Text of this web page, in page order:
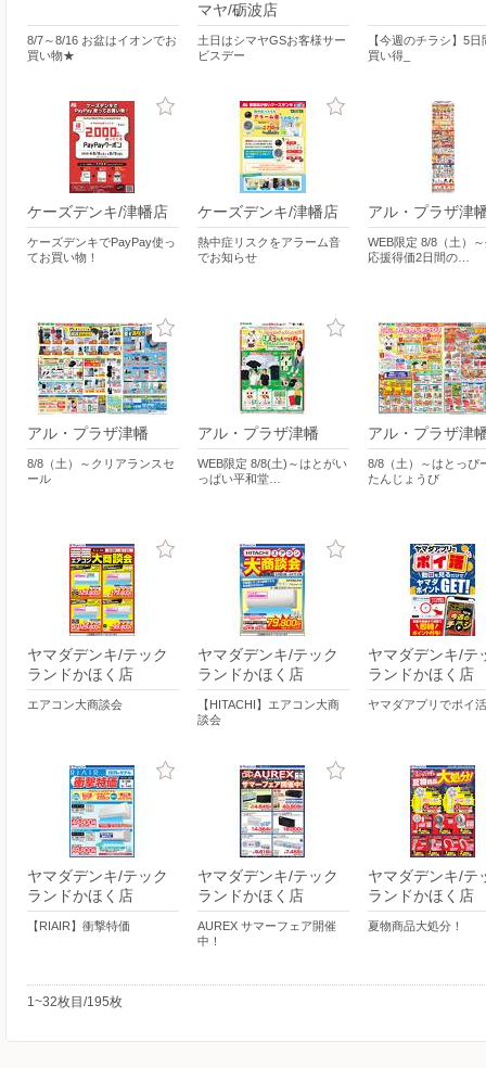
8/7～8/16 お盆はイオンでお
買い物★
マヤ/砺波店
土日はシマヤGSお客様サー
ビスデー
【今週のチラシ】5日
買い得_
ケーズデンキ/津幡店
ケーズデンキでPayPay使っ
てお買い物！
ケーズデンキ/津幡店
熱中症リスクをアラーム音
でお知らせ
アル・プラザ津
WEB限定 8/8（土）
応援得価2日間の…
アル・プラザ津幡
8/8（土）～クリアランスセ
ール
アル・プラザ津幡
WEB限定 8/8(土)～はとがい
っぱい平和堂…
アル・プラザ津
8/8（土）～はとっぴ
たんじょうび
ヤマダデンキ/テック
ランドかほく店
エアコン大商談会
ヤマダデンキ/テック
ランドかほく店
【HITACHI】エアコン大商
談会
ヤマダデンキ/テ
ランドかほく店
ヤマダアプリでポイ活
ヤマダデンキ/テック
ランドかほく店
【RIAIR】衝撃特価
ヤマダデンキ/テック
ランドかほく店
AUREX サマーフェア開催
中！
ヤマダデンキ/テ
ランドかほく店
夏物商品大処分！
1~32枚目/195枚